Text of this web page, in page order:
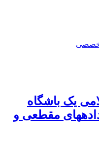
تخصصی
یک باشگاه
هم‎گرایی است؟ (تحلیل داده‎های مقطعی و